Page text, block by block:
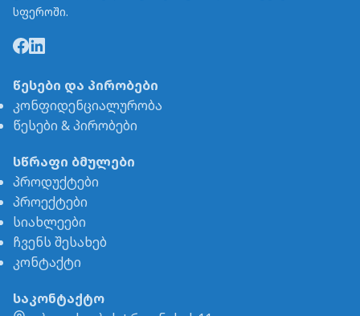
სფეროში.
წესები და პირობები
კონფიდენციალურობა
წესები & პირობები
სწრაფი ბმულები
პროდუქტები
პროექტები
სიახლეები
ჩვენს შესახებ
კონტაქტი
საკონტაქტო